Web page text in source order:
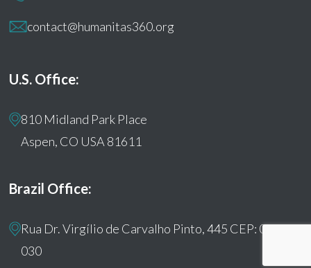
contact@humanitas360.org
U.S. Office:
810 Midland Park Place
Aspen, CO USA 81611
Brazil Office:
Rua Dr. Virgílio de Carvalho Pinto, 445 CEP: 05415-
030